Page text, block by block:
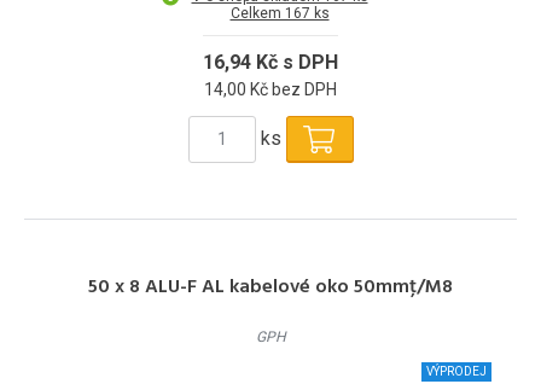
Celkem 167 ks
16,94 Kč s DPH
14,00 Kč bez DPH
ks
50 x 8 ALU-F AL kabelové oko 50mmţ/M8
GPH
VÝPRODEJ